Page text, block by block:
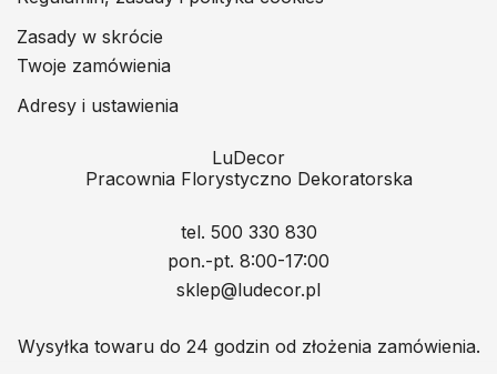
Zasady w skrócie
Twoje zamówienia
Adresy i ustawienia
LuDecor
Pracownia Florystyczno Dekoratorska
tel. 500 330 830
pon.-pt. 8:00-17:00
sklep@ludecor.pl
Wysyłka towaru do 24 godzin od złożenia zamówienia.